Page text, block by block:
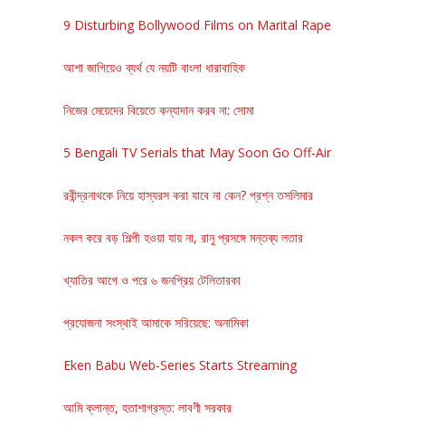
9 Disturbing Bollywood Films on Marital Rape
আশা জাগিয়েও ব্যর্থ যে নয়টি বাংলা ধারাবাহিক
নিজের মেয়েদের বিয়েতে কন্যাদান করব না: সোমা
5 Bengali TV Serials that May Soon Go Off-Air
রবীন্দ্রনাথকে নিয়ে হাস্যরস করা যাবে না কেন? প্রশ্ন তসলিমার
নকল করে বড় শিল্পী হওয়া যায় না, রানু প্রসঙ্গে মন্তব্য লতার
খ্যাতির আগে ও পরে ৬ জনপ্রিয় টেলিতারকা
প্রযোজনা সংস্থাই আমাকে সরিয়েছে: অনামিকা
Eken Babu Web-Series Starts Streaming
আমি ক্লান্ত, হতাশাগ্রস্ত: লাবণী সরকার